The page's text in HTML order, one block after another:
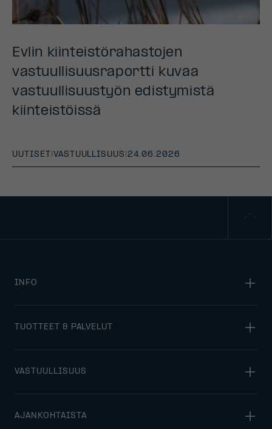
Evlin kiinteistörahastojen
vastuullisuusraportti kuvaa
vastuullisuustyön edistymistä
kiinteistöissä
UUTISET VASTUULLISUUS |24.06.2026
INFO
TUOTTEET & PALVELUT
VASTUULLISUUS
AJANKOHTAISTA